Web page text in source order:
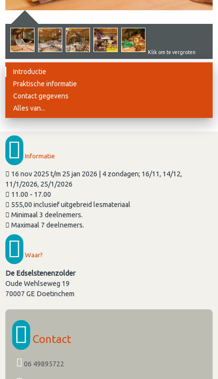
Klik om te vergroten
Introductie
Praktische informatie
Contact gegevens
Alles van...
Informatie
16 nov 2025 t/m 25 jan 2026 | 4 zondagen; 16/11, 14/12,
11/1/2026, 25/1/2026
11.00 - 17.00
555,00 inclusief uitgebreid lesmateriaal
Minimaal 3 deelnemers.
Maximaal 7 deelnemers.
Waar?
De Edselstenenzolder
Oude Wehlseweg 19
70007 GE Doetinchem
Contact
06 49895722